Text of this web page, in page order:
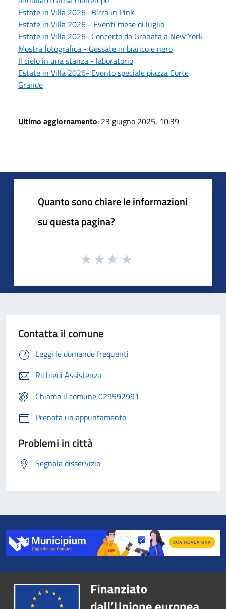
Estate in Villa 2026- Birra in Pink
Estate in Villa 2026 - Eventi mese di luglio
Estate in Villa 2026- Concerto da Granata a New York
Mostra fotografica - Gessate in bianco e nero
Il cielo in una stanza - laboratorio
Estate in Villa 2026- Evento speciale piazza Corte
Grande
Ultimo aggiornamento: 23 giugno 2025, 10:39
Quanto sono chiare le informazioni
su questa pagina?
Contatta il comune
Leggi le domande frequenti
Richiedi Assistenza
Chiama il comune 029592991
Prenota un appuntamento
Problemi in città
Segnala disservizio